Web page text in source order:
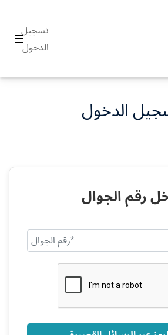
تسجيل
الدخول
الدخول
رقم الجوال